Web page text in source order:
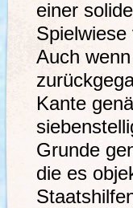
einer
Auch
Kante
Grunde
die es